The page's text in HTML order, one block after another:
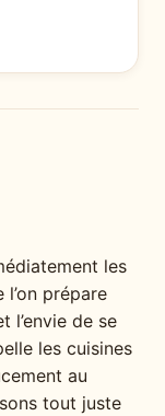
les
prépare
l’envie de se
les cuisines
au
tout juste